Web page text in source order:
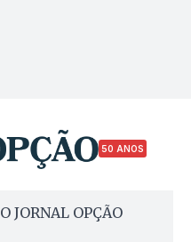
50 ANOS
JORNAL OPÇÃO